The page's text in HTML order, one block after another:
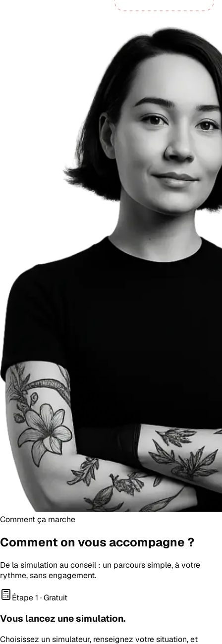
Comment ça marche
Comment on vous accompagne ?
De la simulation au conseil : un parcours simple, à votre
rythme, sans engagement.
Étape 1 · Gratuit
Vous lancez une simulation.
Choisissez un simulateur, renseignez votre situation, et